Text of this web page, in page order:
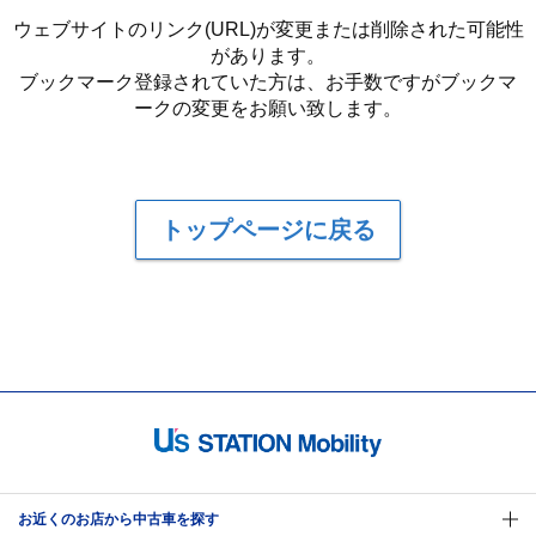
ウェブサイトのリンク(URL)が変更または削除された可能性
があります。
ブックマーク登録されていた方は、お手数ですがブックマ
ークの変更をお願い致します。
トップページに戻る
お近くのお店から中古車を探す